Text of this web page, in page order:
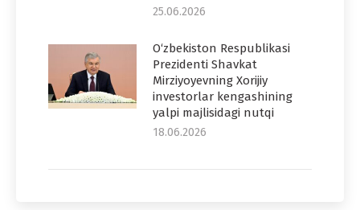
25.06.2026
O‘zbekiston Respublikasi
Prezidenti Shavkat
Mirziyoyevning Xorijiy
investorlar kengashining
yalpi majlisidagi nutqi
18.06.2026